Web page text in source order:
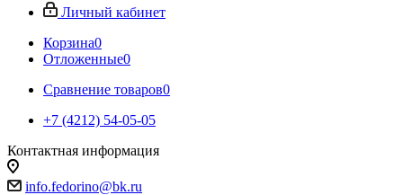
Личный кабинет
Корзина0
Отложенные0
Сравнение товаров0
+7 (4212) 54-05-05
Контактная информация
info.fedorino@bk.ru